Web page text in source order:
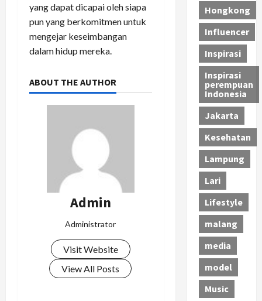
yang dapat dicapai oleh siapa
pun yang berkomitmen untuk
mengejar keseimbangan
dalam hidup mereka.
ABOUT THE AUTHOR
Admin
Administrator
Visit Website
View All Posts
Hongkong
Influencer
Inspirasi
Inspirasi
perempuan
Indonesia
Jakarta
Kesehatan
Lampung
Lari
Lifestyle
malang
media
model
Music